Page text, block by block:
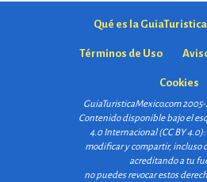
Qué es la
Términos de Uso
Cookies
GuiaTuristicaMexico.com
Contenido disponible bajo el
4.0 Internacional (CC BY 4.0)
modificar y compartir, incluso
acreditando a tu
no puedes revocar estos